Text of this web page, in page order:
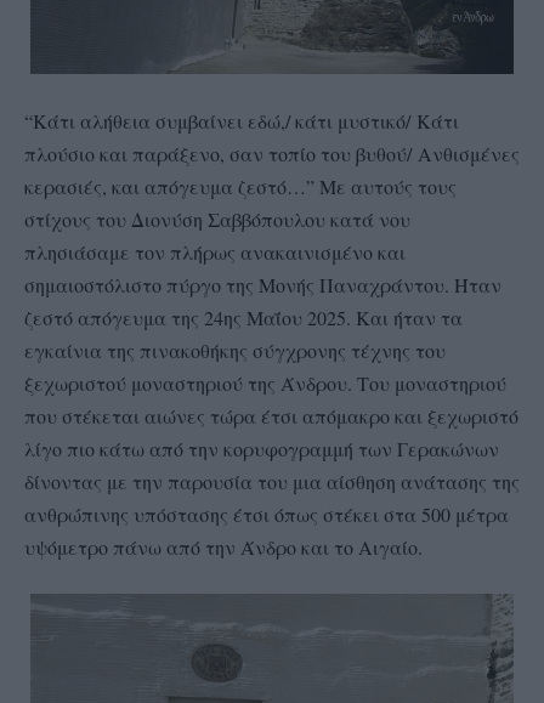
“Κάτι αλήθεια συμβαίνει εδώ,/ κάτι μυστικό/ Κάτι
πλούσιο και παράξενο, σαν τοπίο του βυθού/ Ανθισμένες
κερασιές, και απόγευμα ζεστό…” Με αυτούς τους
στίχους του Διονύση Σαββόπουλου κατά νου
πλησιάσαμε τον πλήρως ανακαινισμένο και
σημαιοστόλιστο πύργο της Μονής Παναχράντου. Ήταν
ζεστό απόγευμα της 24ης Μαΐου 2025. Kαι ήταν τα
εγκαίνια της πινακοθήκης σύγχρονης τέχνης του
ξεχωριστού μοναστηριού της Άνδρου. Του μοναστηριού
που στέκεται αιώνες τώρα έτσι απόμακρο και ξεχωριστό
λίγο πιο κάτω από την κορυφογραμμή των Γερακώνων
δίνοντας με την παρουσία του μια αίσθηση ανάτασης της
ανθρώπινης υπόστασης έτσι όπως στέκει στα 500 μέτρα
υψόμετρο πάνω από την Άνδρο και το Αιγαίο.